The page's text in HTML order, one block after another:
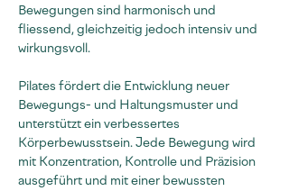
Bewegungen sind harmonisch und
fliessend, gleichzeitig jedoch intensiv und
wirkungsvoll.
Pilates fördert die Entwicklung neuer
Bewegungs- und Haltungsmuster und
unterstützt ein verbessertes
Körperbewusstsein. Jede Bewegung wird
mit Konzentration, Kontrolle und Präzision
ausgeführt und mit einer bewussten